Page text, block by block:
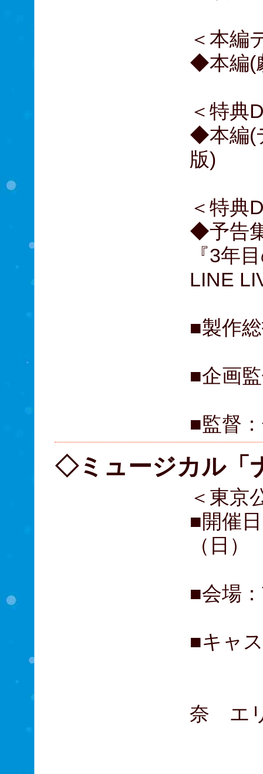
＜本編
◆本編(
＜特典
◆本編(
版)
＜特典
◆予告
『3年
LINE
■製作
■企画
■監督
◇ミュージカル「
＜東京
■開催
（日）
■会場
■キャ
奈 エ